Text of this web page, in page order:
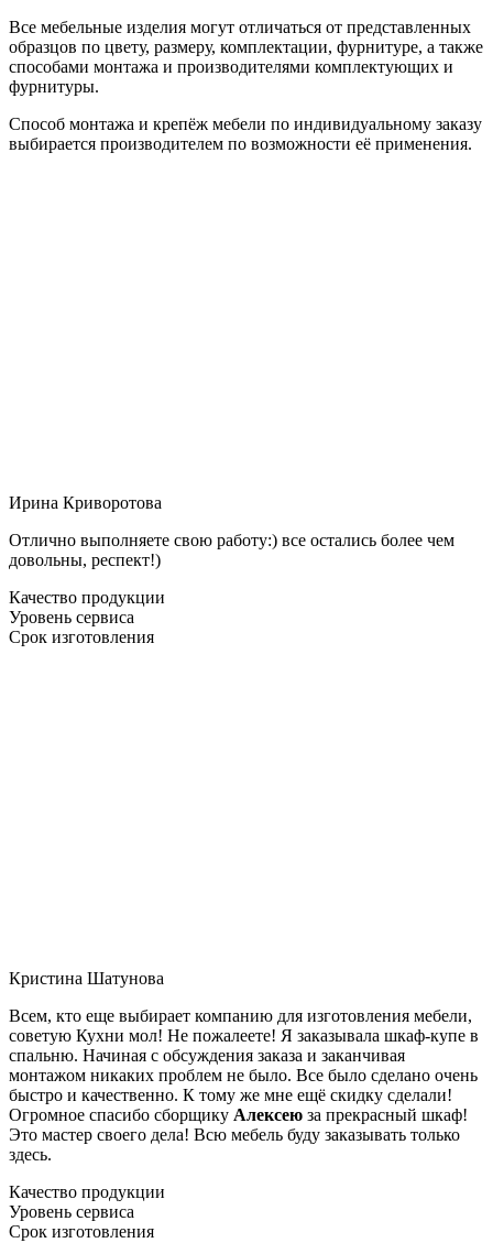
Все мебельные изделия могут отличаться от представленных
образцов по цвету, размеру, комплектации, фурнитуре, а также
способами монтажа и производителями комплектующих и
фурнитуры.
Способ монтажа и крепёж мебели по индивидуальному заказу
выбирается производителем по возможности её применения.
Ирина Криворотова
Отлично выполняете свою работу:) все остались более чем
довольны, респект!)
Качество продукции
Уровень сервиса
Срок изготовления
Кристина Шатунова
Всем, кто еще выбирает компанию для изготовления мебели,
советую Кухни мол! Не пожалеете! Я заказывала шкаф-купе в
спальню. Начиная с обсуждения заказа и заканчивая
монтажом никаких проблем не было. Все было сделано очень
быстро и качественно. К тому же мне ещё скидку сделали!
Огромное спасибо сборщику Алексею за прекрасный шкаф!
Это мастер своего дела! Всю мебель буду заказывать только
здесь.
Качество продукции
Уровень сервиса
Срок изготовления